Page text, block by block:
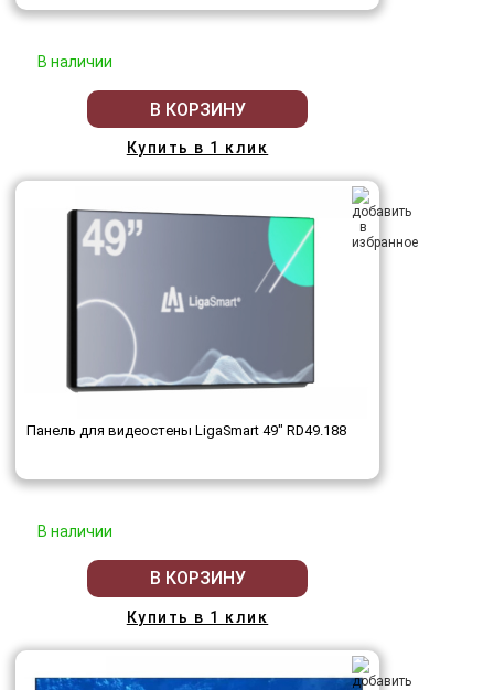
В наличии
В КОРЗИНУ
Купить в 1 клик
Панель для видеостены LigaSmart 49" RD49.188
В наличии
В КОРЗИНУ
Купить в 1 клик